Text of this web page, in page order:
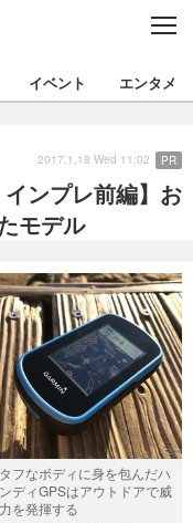
C
E
衣類
バックナンバー
インプレ
国内
写真
スポーツ
文化
出版／映画
ファッション
写真
政治
イベント エンタメ
ンプレ前編】お
モデル
2017.1.18 Wed 11:02 PR
タフなボディに身を包んだハ
ンディGPSはアウトドアで威
力を発揮する